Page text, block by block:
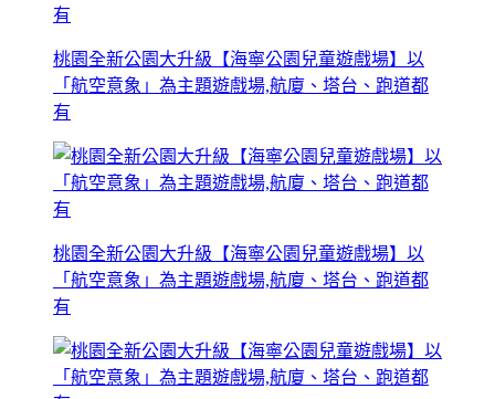
桃園全新公園大升級【海寧公園兒童遊戲場】以
「航空意象」為主題遊戲場,航廈、塔台、跑道都
有
桃園全新公園大升級【海寧公園兒童遊戲場】以
「航空意象」為主題遊戲場,航廈、塔台、跑道都
有